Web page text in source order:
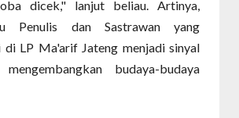
dicek," lanjut beliau. Artinya,
Penulis dan Sastrawan yang
LP Ma'arif Jateng menjadi sinyal
budaya-budaya